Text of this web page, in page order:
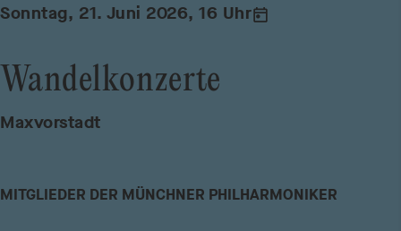
Wandelkonzerte
Maxvorstadt
Sonntag, 21. Juni 2026, 16 Uhr
MITGLIEDER DER MÜNCHNER PHILHARMONIKER